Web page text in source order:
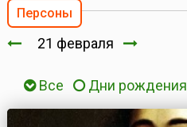
Персоны
21 февраля
Все Дни рождения